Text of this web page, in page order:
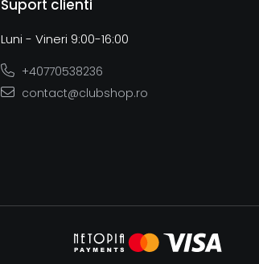
Suport clienti
Luni - Vineri 9:00-16:00
+40770538236
contact@clubshop.ro